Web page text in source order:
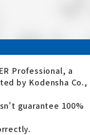
Professional, a
by Kodensha Co.,
guarantee 100%